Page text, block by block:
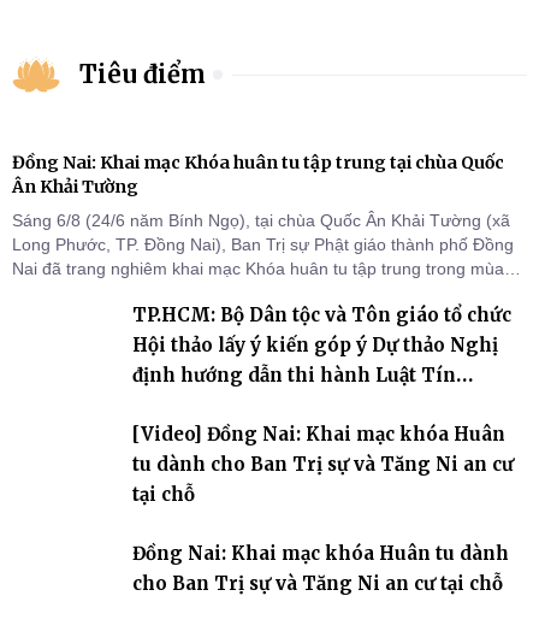
Tiêu điểm
Đồng Nai: Khai mạc Khóa huân tu tập trung tại chùa Quốc
Ân Khải Tường
Sáng 6/8 (24/6 năm Bính Ngọ), tại chùa Quốc Ân Khải Tường (xã
Long Phước, TP. Đồng Nai), Ban Trị sự Phật giáo thành phố Đồng
Nai đã trang nghiêm khai mạc Khóa huân tu tập trung trong mùa
chỗ khu vực VII, VIII và trường hạ chùa Quốc Ân Khải Tường.
TP.HCM: Bộ Dân tộc và Tôn giáo tổ chức
Hội thảo lấy ý kiến góp ý Dự thảo Nghị
định hướng dẫn thi hành Luật Tín
[Video] Đồng Nai: Khai mạc khóa Huân
tu dành cho Ban Trị sự và Tăng Ni an cư
tại chỗ
Đồng Nai: Khai mạc khóa Huân tu dành
cho Ban Trị sự và Tăng Ni an cư tại chỗ